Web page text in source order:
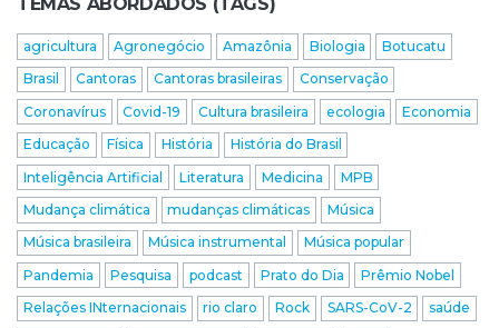
agricultura Agronegócio Amazônia Biologia
Botucatu
Brasil
Cantoras Cantoras brasileiras
Conservação
Coronavírus
Covid-19 Cultura brasileira ecologia
Economia
Educação
Física História
História do Brasil
Inteligência Artificial
Literatura Medicina
MPB
Mudança climática
mudanças climáticas
Música
Música brasileira
Música instrumental
Música popular
Pandemia
Pesquisa podcast Prato do Dia
Prêmio Nobel
Relações INternacionais
rio claro Rock SARS-CoV-2
saúde